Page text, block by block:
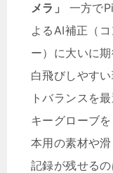
メラ」
一方で
よるAI補正（
ー）に大いに
白飛びしやす
トバランスを
キーグローブ
本用の素材や
記録が残せる